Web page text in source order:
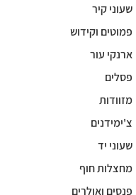
שעוני קיר
פמוטים וקידוש
ארנקי עור
פסלים
מזוודות
צ'ימידנים
שעוני יד
מחצלות חוף
פנסים ואולרים